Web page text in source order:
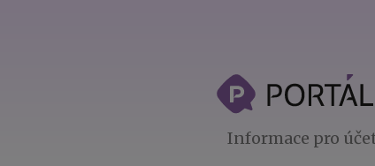
Informace pro